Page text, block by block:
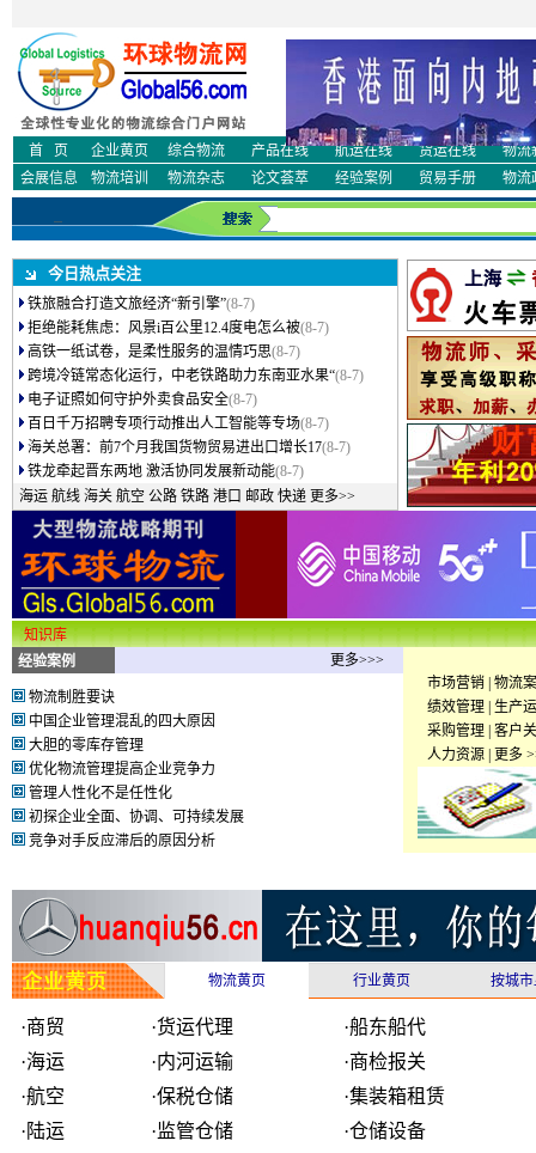
物流培训
物流师培训
物流论文
物流案例
保温箱
阔度财富
身份证号码大全
高级物流师
招标师
经济师
首 页
企业黄页 综合物流 产品在线 航运在线 货运在线
物流
会展信息
物流培训 物流杂志 论文荟萃 经验案例 贸易手册 物流
今日热点关注
铁旅融合打造文旅经济“新引擎”(8-7)
拒绝能耗焦虑：风景i百公里12.4度电怎么被(8-7)
高铁一纸试卷，是柔性服务的温情巧思(8-7)
跨境冷链常态化运行，中老铁路助力东南亚水果“(8-7)
电子证照如何守护外卖食品安全(8-7)
百日千万招聘专项行动推出人工智能等专场(8-7)
海关总署：前7个月我国货物贸易进出口增长17(8-7)
铁龙牵起晋东两地 激活协同发展新动能(8-7)
海运 航线 海关 航空 公路 铁路 港口 邮政 快递 更多>>
知识库
经验案例
更多>>>
物流制胜要诀
中国企业管理混乱的四大原因
大胆的零库存管理
优化物流管理提高企业竞争力
管理人性化不是任性化
初探企业全面、协调、可持续发展
竞争对手反应滞后的原因分析
市场营销
物流
绩效管理|
生产
采购管理| 客户
人力资源| 更多
物流黄页 行业黄页 按城
·商贸 ·货运代理 ·船东船代
·海运 ·内河运输 ·商检报关
·航空 ·保税仓储 ·集装箱租赁
·陆运 ·监管仓储 ·仓储设备